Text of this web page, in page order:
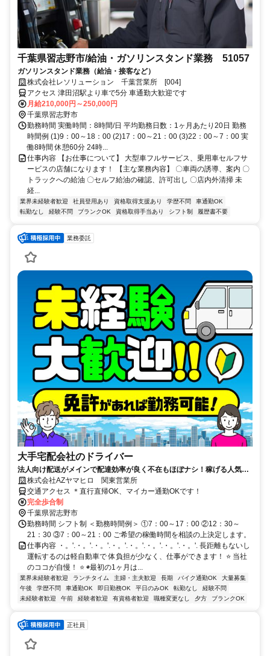
千葉県習志野市/給油・ガソリンスタンド業務 51057
ガソリンスタンド業務（給油・接客など）
株式会社レソリューション 千葉営業所 [004]
アクセス 津田沼駅より車で5分 車通勤大歓迎です
月給210,000円～250,000円
千葉県習志野市
勤務時間 実働時間：8時間/日 平均勤務日数：1ヶ月あたり20日 勤務
時間例 (1)9：00～18：00 (2)17：00～21：00 (3)22：00～7：00 実
働8時間 休憩60分 24時...
仕事内容 【お仕事について】 大型車フルサービス、乗用車セルフサ
ービスの店舗になります！ 【主な業務内容】 〇車両の誘導、案内 〇
トラックへの給油 〇セルフ給油の確認、許可出し 〇店内外清掃 未
経...
業界未経験者歓迎 社員登用あり 資格取得支援あり 学歴不問
車通勤OK
転勤なし
経験不問 ブランクOK 資格取得手当あり シフト制 履歴書不要
業務委託
大手宅配会社のドライバー
法人向け配送がメインで配達効率が良く不在もほぼナシ！稼げる人気の
お仕事！「ドライバーファースト」で安心して働ける
株式会社AZヤマヒロ 関東営業所
交通アクセス ＊直行直帰OK、マイカー通勤OKです！
完全歩合制
千葉県習志野市
勤務時間 シフト制 ＜勤務時間例＞ ①7：00～17：00 ②12：30～
21：30 ③7：00～21：00 ご希望の稼働時間を相談の上決定します。
仕事内容 ・。'.・。'.・。'.・。'.・。'.・。'.・。'.・。'. 長距離もないし
運転するのは軽自動車で 体負担が少なく、仕事ができます！ ⭐️ 当社
のココが自慢！ ⭐️ ◉最初の1ヶ月は...
業界未経験者歓迎 ランチタイム 主婦・主夫歓迎 長期 バイク通勤OK
大量募集
午後
学歴不問 車通勤OK 即日勤務OK 平日のみOK 転勤なし
経験不問
未経験者歓迎
午前 経験者歓迎 有資格者歓迎 職種変更なし 夕方 ブランクOK
正社員